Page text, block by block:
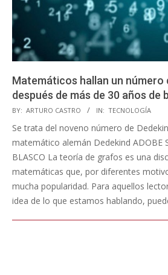
Matemáticos hallan un número
después de más de 30 años de
2023-
07-
BY: ARTURO CASTRO IN: TECNOLOGÍA
Se trata del noveno número de
matemático alemán Dedekind ADOBE
BLASCO La teoría de grafos es una
matemáticas que, por diferentes
mucha popularidad. Para aquellos
idea de lo que estamos hablando,